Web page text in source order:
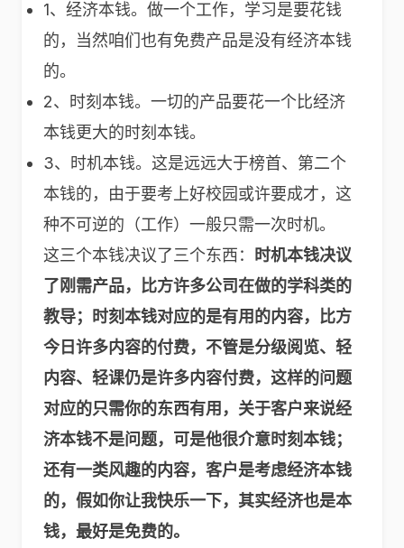
1、经济本钱。做一个工作，学习是要花钱
的，当然咱们也有免费产品是没有经济本钱
的。
2、时刻本钱。一切的产品要花一个比经济
本钱更大的时刻本钱。
3、时机本钱。这是远远大于榜首、第二个
本钱的，由于要考上好校园或许要成才，这
种不可逆的（工作）一般只需一次时机。
这三个本钱决议了三个东西：
时机本钱决议
了刚需产品，比方许多公司在做的学科类的
教导；时刻本钱对应的是有用的内容，比方
今日许多内容的付费，不管是分级阅览、轻
内容、轻课仍是许多内容付费，这样的问题
对应的只需你的东西有用，关于客户来说经
济本钱不是问题，可是他很介意时刻本钱；
还有一类风趣的内容，客户是考虑经济本钱
的，假如你让我快乐一下，其实经济也是本
钱，最好是免费的。